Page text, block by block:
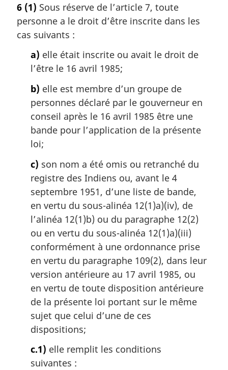
:
t
e
m
6 (1) Sous réserve de l’article 7, toute
personne a le droit d’être inscrite dans les
cas suivants :
a) elle était inscrite ou avait le droit de
l’être le 16 avril 1985;
b) elle est membre d’un groupe de
personnes déclaré par le gouverneur en
conseil après le 16 avril 1985 être une
bande pour l’application de la présente
loi;
c) son nom a été omis ou retranché du
registre des Indiens ou, avant le 4
septembre 1951, d’une liste de bande,
en vertu du sous-alinéa 12(1)a)(iv), de
l’alinéa 12(1)b) ou du paragraphe 12(2)
ou en vertu du sous-alinéa 12(1)a)(iii)
conformément à une ordonnance prise
en vertu du paragraphe 109(2), dans leur
version antérieure au 17 avril 1985, ou
en vertu de toute disposition antérieure
de la présente loi portant sur le même
sujet que celui d’une de ces
dispositions;
c.1) elle remplit les conditions
suivantes :